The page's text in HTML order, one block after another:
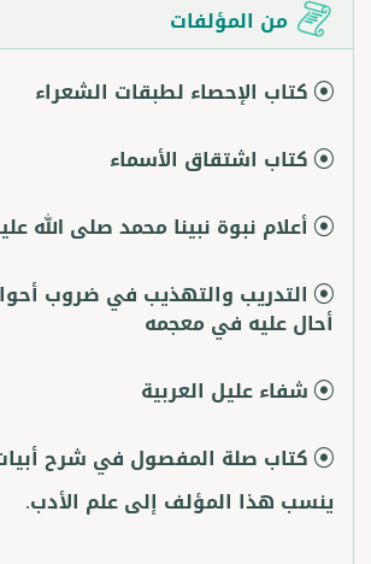
من المؤلفات
كتاب الإحصاء لطبقات الشعراء
كتاب اشتقاق الأسماء
أعلام نبوة نبينا محمد صلى الله
التدريب والتهذيب في ضروب
أحال عليه في معجمه
شفاء عليل العربية
كتاب صلة المفصول في شرح
ينسب هذا المؤلف إلى علم الأدب.